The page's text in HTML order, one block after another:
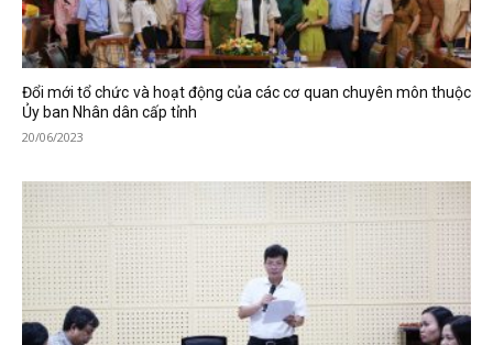
Đổi mới tổ chức và hoạt động của các cơ quan chuyên môn thuộc
Ủy ban Nhân dân cấp tỉnh
20/06/2023